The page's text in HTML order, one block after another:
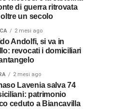
di guerra ritrovata
un secolo
2 mesi ago
Andolfi, si va in
revocati i domiciliari
2 mesi ago
Lavenia salva 74
patrimonio
ceduto a Biancavilla